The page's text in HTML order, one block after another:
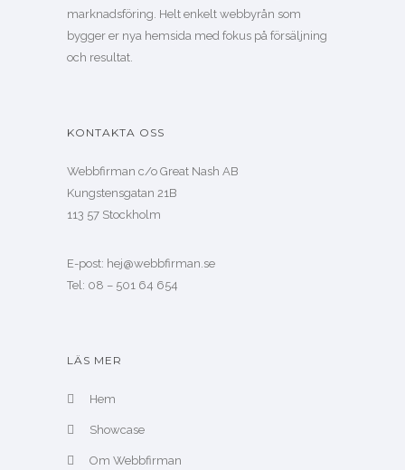
marknadsföring. Helt enkelt webbyrån som
bygger er nya hemsida med fokus på försäljning
och resultat.
KONTAKTA OSS
Webbfirman c/o Great Nash AB
Kungstensgatan 21B
113 57 Stockholm
E-post: hej@webbfirman.se
Tel: 08 – 501 64 654
LÄS MER
Hem
Showcase
Om Webbfirman